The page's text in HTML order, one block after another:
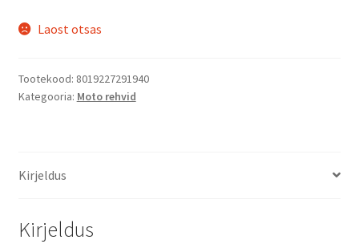
Laost otsas
Tootekood: 8019227291940
Kategooria: Moto rehvid
Kirjeldus
Kirjeldus